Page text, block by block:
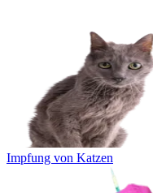
Impfung von Katzen